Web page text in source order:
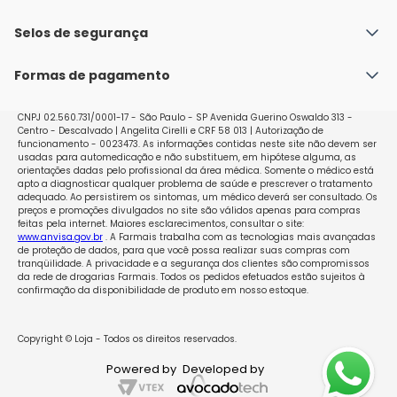
Nossas lojas
Política de Envio
Políticas de Trocas e Devoluções
Selos de segurança
Formas de pagamento
CNPJ 02.560.731/0001-17 - São Paulo - SP Avenida Guerino Oswaldo 313 -
Centro - Descalvado | Angelita Cirelli e CRF 58 013 | Autorização de
funcionamento - 0023473. As informações contidas neste site não devem ser
usadas para automedicação e não substituem, em hipótese alguma, as
orientações dadas pelo profissional da área médica. Somente o médico está
apto a diagnosticar qualquer problema de saúde e prescrever o tratamento
adequado. Ao persistirem os sintomas, um médico deverá ser consultado. Os
preços e promoções divulgados no site são válidos apenas para compras
feitas pela internet. Maiores esclarecimentos, consultar o site:
www.anvisa.gov.br. A Farmais trabalha com as tecnologias mais avançadas
de proteção de dados, para que você possa realizar suas compras com
tranqüilidade. A privacidade e a segurança dos clientes são compromissos
da rede de drogarias Farmais. Todos os pedidos efetuados estão sujeitos à
confirmação da disponibilidade de produto em nosso estoque.
Copyright © Loja - Todos os direitos reservados.
Powered by Developed by